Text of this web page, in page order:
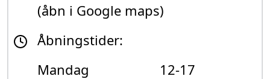
(åbn i Google maps)
Åbningstider:
Mandag
12-17